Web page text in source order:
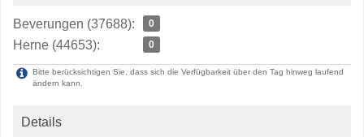
Beverungen (37688): 0
Herne (44653): 0
Bitte berücksichtigen Sie, dass sich die Verfügbarkeit über den Tag hinweg laufend
ändern kann.
Details